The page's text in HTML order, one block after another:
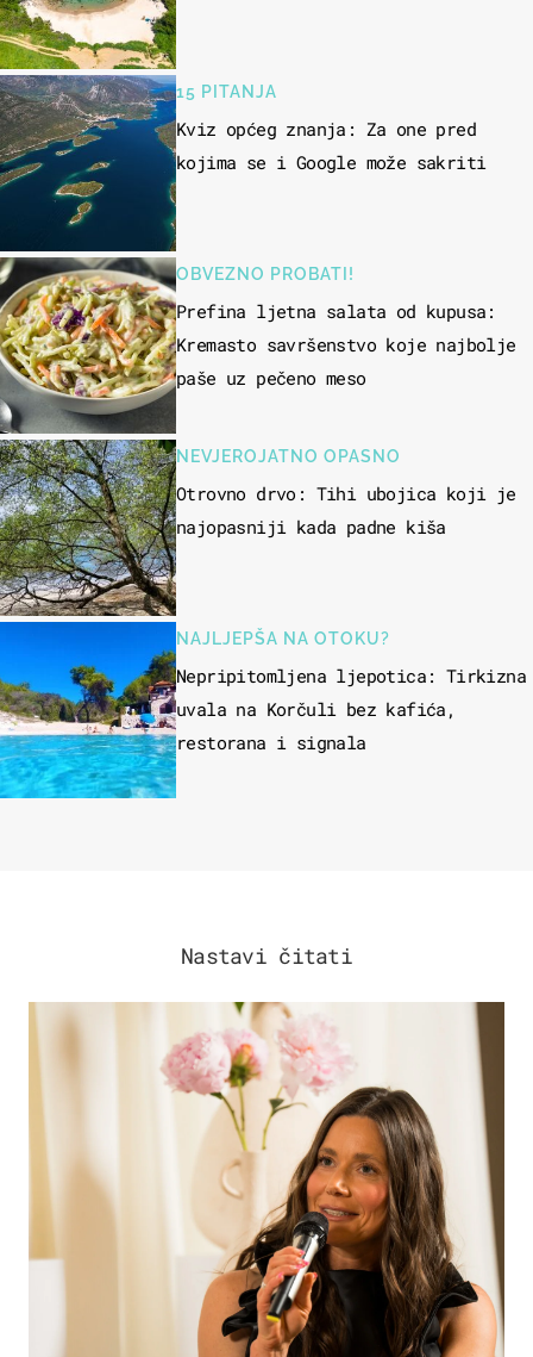
15 PITANJA
Kviz općeg znanja: Za one pred
kojima se i Google može sakriti
OBVEZNO PROBATI!
Prefina ljetna salata od kupusa:
Kremasto savršenstvo koje najbolje
paše uz pečeno meso
NEVJEROJATNO OPASNO
Otrovno drvo: Tihi ubojica koji je
najopasniji kada padne kiša
NAJLJEPŠA NA OTOKU?
Nepripitomljena ljepotica: Tirkizna
uvala na Korčuli bez kafića,
restorana i signala
Nastavi čitati
MODA & LJEPOTA